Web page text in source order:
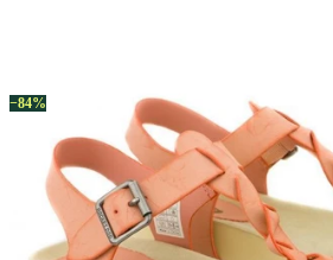
−84%